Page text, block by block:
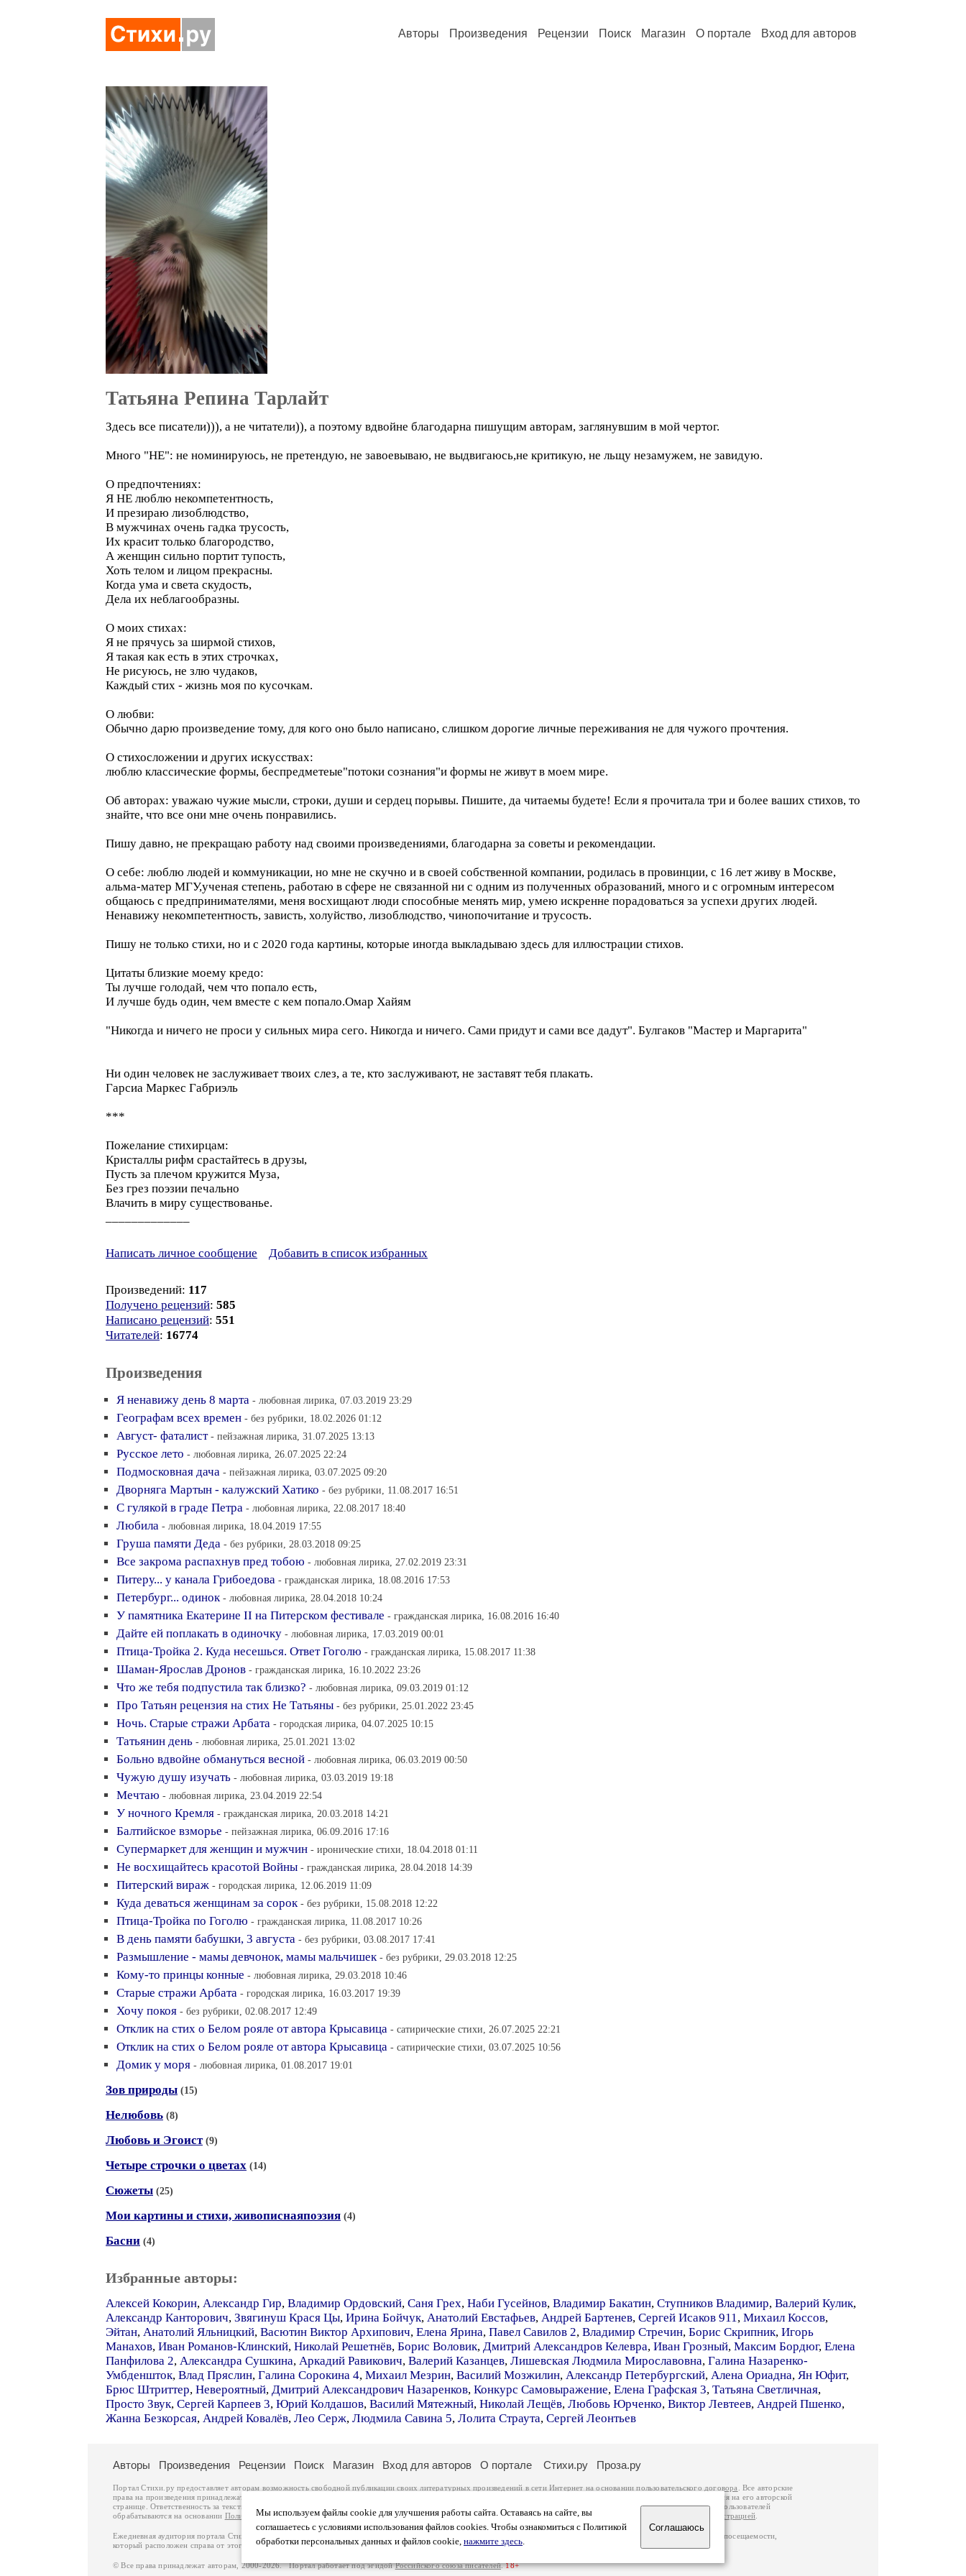
Авторы Произведения Рецензии Поиск Магазин О портале Вход для авторов
Татьяна Репина Тарлайт
Здесь все писатели))), а не читатели)), а поэтому вдвойне благодарна пишущим авторам, заглянувшим в мой чертог.
Много "НЕ": не номинируюсь, не претендую, не завоевываю, не выдвигаюсь,не критикую, не льщу незамужем, не завидую.
О предпочтениях:
Я НЕ люблю некомпетентность,
И презираю лизоблюдство,
В мужчинах очень гадка трусость,
Их красит только благородство,
А женщин сильно портит тупость,
Хоть телом и лицом прекрасны.
Когда ума и света скудость,
Дела их неблагообразны.
О моих стихах:
Я не прячусь за ширмой стихов,
Я такая как есть в этих строчках,
Не рисуюсь, не злю чудаков,
Каждый стих - жизнь моя по кусочкам.
О любви:
Обычно дарю произведение тому, для кого оно было написано, слишком дорогие личные переживания не для чужого прочтения.
О стихосложении и других искусствах:
люблю классические формы, беспредметеые"потоки сознания"и формы не живут в моем мире.
Об авторах: уважаю чужие мысли, строки, души и сердец порывы. Пишите, да читаемы будете! Если я прочитала три и более ваших стихов, то
знайте, что все они мне очень понравились.
Пишу давно, не прекращаю работу над своими произведениями, благодарна за советы и рекомендации.
О себе: люблю людей и коммуникации, но мне не скучно и в своей собственной компании, родилась в провинции, с 16 лет живу в Москве,
альма-матер МГУ,ученая степень, работаю в сфере не связанной ни с одним из полученных образований, много и с огромным интересом
общаюсь с предпринимателями, меня восхищают люди способные менять мир, умею искренне порадоваться за успехи других людей.
Ненавижу некомпетентность, зависть, холуйство, лизоблюдство, чинопочитание и трусость.
Пишу не только стихи, но и с 2020 года картины, которые иногда выкладываю здесь для иллюстрации стихов.
Цитаты близкие моему кредо:
Ты лучше голодай, чем что попало есть,
И лучше будь один, чем вместе с кем попало.Омар Хайям
"Никогда и ничего не проси у сильных мира сего. Никогда и ничего. Сами придут и сами все дадут". Булгаков "Мастер и Маргарита"
Ни один человек не заслуживает твоих слез, а те, кто заслуживают, не заставят тебя плакать.
Гарсиа Маркес Габриэль
***
Пожелание стихирцам:
Кристаллы рифм срастайтесь в друзы,
Пусть за плечом кружится Муза,
Без грез поэзии печально
Влачить в миру существованье.
Написать личное сообщение Добавить в список избранных
Произведений: 117
Получено рецензий: 585
Написано рецензий: 551
Читателей: 16774
Произведения
Я ненавижу день 8 марта - любовная лирика, 07.03.2019 23:29
Географам всех времен - без рубрики, 18.02.2026 01:12
Август- фаталист - пейзажная лирика, 31.07.2025 13:13
Русское лето - любовная лирика, 26.07.2025 22:24
Подмосковная дача - пейзажная лирика, 03.07.2025 09:20
Дворняга Мартын - калужский Хатико - без рубрики, 11.08.2017 16:51
С гулякой в граде Петра - любовная лирика, 22.08.2017 18:40
Любила - любовная лирика, 18.04.2019 17:55
Груша памяти Деда - без рубрики, 28.03.2018 09:25
Все закрома распахнув пред тобою - любовная лирика, 27.02.2019 23:31
Питеру... у канала Грибоедова - гражданская лирика, 18.08.2016 17:53
Петербург... одинок - любовная лирика, 28.04.2018 10:24
У памятника Екатерине II на Питерском фестивале - гражданская лирика, 16.08.2016 16:40
Дайте ей поплакать в одиночку - любовная лирика, 17.03.2019 00:01
Птица-Тройка 2. Куда несешься. Ответ Гоголю - гражданская лирика, 15.08.2017 11:38
Шаман-Ярослав Дронов - гражданская лирика, 16.10.2022 23:26
Что же тебя подпустила так близко? - любовная лирика, 09.03.2019 01:12
Про Татьян рецензия на стих Не Татьяны - без рубрики, 25.01.2022 23:45
Ночь. Старые стражи Арбата - городская лирика, 04.07.2025 10:15
Татьянин день - любовная лирика, 25.01.2021 13:02
Больно вдвойне обмануться весной - любовная лирика, 06.03.2019 00:50
Чужую душу изучать - любовная лирика, 03.03.2019 19:18
Мечтаю - любовная лирика, 23.04.2019 22:54
У ночного Кремля - гражданская лирика, 20.03.2018 14:21
Балтийское взморье - пейзажная лирика, 06.09.2016 17:16
Супермаркет для женщин и мужчин - иронические стихи, 18.04.2018 01:11
Не восхищайтесь красотой Войны - гражданская лирика, 28.04.2018 14:39
Питерский вираж - городская лирика, 12.06.2019 11:09
Куда деваться женщинам за сорок - без рубрики, 15.08.2018 12:22
Птица-Тройка по Гоголю - гражданская лирика, 11.08.2017 10:26
В день памяти бабушки, 3 августа - без рубрики, 03.08.2017 17:41
Размышление - мамы девчонок, мамы мальчишек - без рубрики, 29.03.2018 12:25
Кому-то принцы конные - любовная лирика, 29.03.2018 10:46
Старые стражи Арбата - городская лирика, 16.03.2017 19:39
Хочу покоя - без рубрики, 02.08.2017 12:49
Отклик на стих о Белом рояле от автора Крысавица - сатирические стихи, 26.07.2025 22:21
Отклик на стих о Белом рояле от автора Крысавица - сатирические стихи, 03.07.2025 10:56
Домик у моря - любовная лирика, 01.08.2017 19:01
Зов природы (15)
Нелюбовь (8)
Любовь и Эгоист (9)
Четыре строчки о цветах (14)
Сюжеты (25)
Мои картины и стихи, живописнаяпоэзия (4)
Басни (4)
Избранные авторы:
Алексей Кокорин, Александр Гир, Владимир Ордовский, Саня Грех, Наби Гусейнов, Владимир Бакатин, Ступников Владимир, Валерий Кулик,
Александр Канторович, Звягинуш Крася Цы, Ирина Бойчук, Анатолий Евстафьев, Андрей Бартенев, Сергей Исаков 911, Михаил Коссов,
Эйтан, Анатолий Яльницкий, Васютин Виктор Архипович, Елена Ярина, Павел Савилов 2, Владимир Стречин, Борис Скрипник, Игорь
Манахов, Иван Романов-Клинский, Николай Решетнёв, Борис Воловик, Дмитрий Александров Келевра, Иван Грозный, Максим Бордюг, Елена
Панфилова 2, Александра Сушкина, Аркадий Равикович, Валерий Казанцев, Лишевская Людмила Мирославовна, Галина Назаренко-
Умбденшток, Влад Пряслин, Галина Сорокина 4, Михаил Мезрин, Василий Мозжилин, Александр Петербургский, Алена Ориадна, Ян Юфит,
Брюс Штриттер, Невероятный, Дмитрий Александрович Назаренков, Конкурс Самовыражение, Елена Графская 3, Татьяна Светличная,
Просто Звук, Сергей Карпеев 3, Юрий Колдашов, Василий Мятежный, Николай Лещёв, Любовь Юрченко, Виктор Левтеев, Андрей Пшенко,
Жанна Безкорсая, Андрей Ковалёв, Лео Серж, Людмила Савина 5, Лолита Страута, Сергей Леонтьев
Мы используем файлы cookie для улучшения работы сайта. Оставаясь на сайте, вы
соглашаетесь с условиями использования файлов cookies. Чтобы ознакомиться с Политикой
обработки персональных данных и файлов cookie, нажмите здесь.
Соглашаюсь
Авторы Произведения Рецензии Поиск Магазин Вход для авторов О портале Стихи.ру Проза.ру
Портал Стихи.ру предоставляет авторам возможность свободной публикации своих литературных произведений в сети Интернет на основаниипользовательского договора
. Все авторские
права на произведения принадлежат авторам и охраняются
. Перепечатка произведений возможна только с согласия его автора, к которому вы можете обратиться на его авторской
странице. Ответственность за тексты произведений авторы несут самостоятельно на основании
законодательства Российской Федерации. Данные пользователей
обрабатываются на основании Политики обработки персональных данных. Вы также можете посмотреть более подробнуюинформацию о портале связаться с администрацией
Ежедневная аудитория портала Стихи.ру – порядка 200 тысяч посетителей, которые в общей сумме просматривают более двух миллионов страниц по данным счетчика посещаемости,
который расположен справа от этого текста. В каждой графе указано по две цифры: количество просмотров и количество посетителей.
© Все права принадлежат авторам, 2000-2026. Портал работает под эгидойРоссийского союза писателей.18+